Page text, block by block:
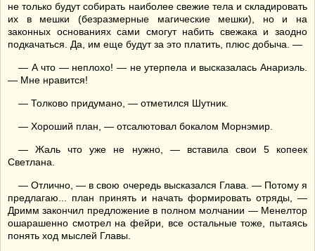
не только будут собирать наиболее свежие тела и складировать
их в мешки (безразмерные магические мешки), но и на
законных основаниях сами смогут набить свежака и заодно
подкачаться. Да, им еще будут за это платить, плюс добыча. —
— А что — неплохо! — не утерпела и высказалась Анариэль.
— Мне нравится!
— Толково придумано, — отметился Шутник.
— Хороший план, — отсалютовал бокалом Морнэмир.
— Жаль что уже не нужно, — вставила свои 5 копеек
Светлана.
— Отлично, — в свою очередь высказался Глава. — Потому я
предлагаю... план принять и начать формировать отряды, —
Дримм закончил предложение в полном молчании — Менелтор
ошарашенно смотрел на фейри, все остальные тоже, пытаясь
понять ход мыслей Главы.